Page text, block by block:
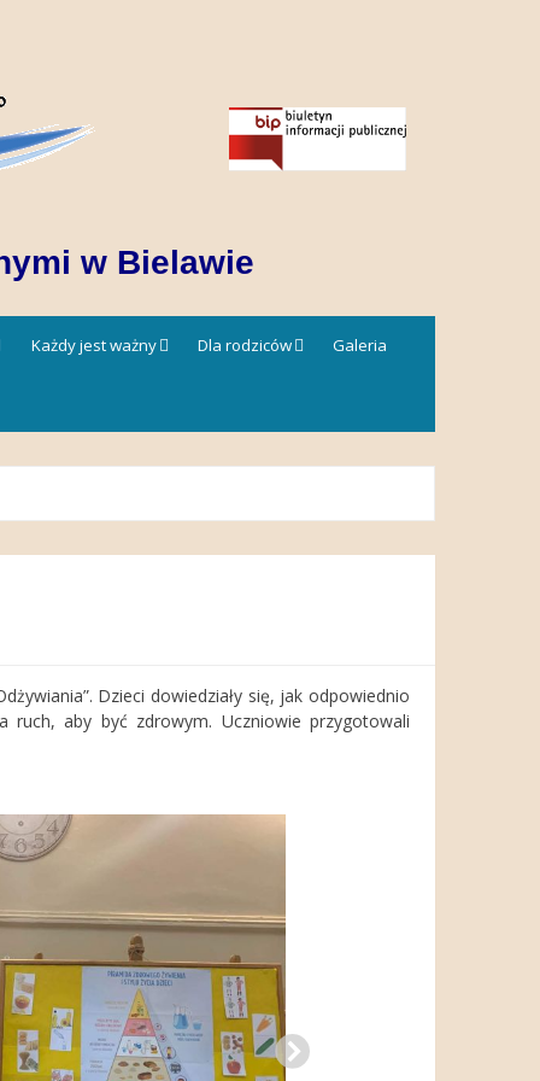
w Bielawie
Każdy jest ważny Dla rodziców Galeria
Dzieci dowiedziały się, jak odpowiednio
ruch, aby być zdrowym. Uczniowie przygotowali